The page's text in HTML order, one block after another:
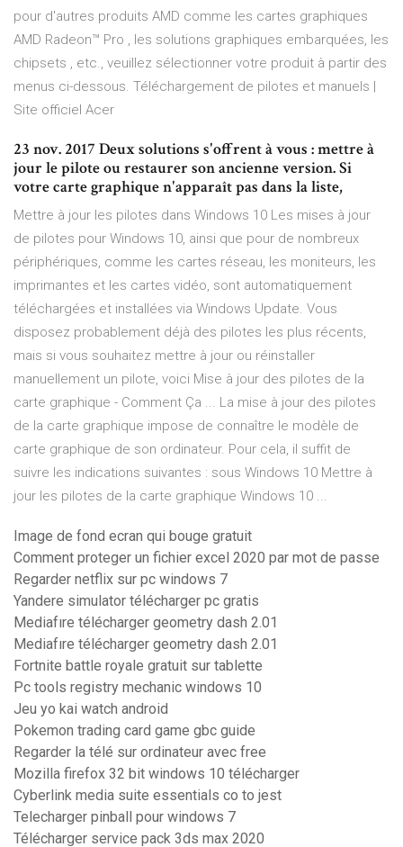
pour d'autres produits AMD comme les cartes graphiques
AMD Radeon™ Pro , les solutions graphiques embarquées, les
chipsets , etc., veuillez sélectionner votre produit à partir des
menus ci-dessous. Téléchargement de pilotes et manuels |
Site officiel Acer
23 nov. 2017 Deux solutions s'offrent à vous : mettre à
jour le pilote ou restaurer son ancienne version. Si
votre carte graphique n'apparaît pas dans la liste,
Mettre à jour les pilotes dans Windows 10 Les mises à jour
de pilotes pour Windows 10, ainsi que pour de nombreux
périphériques, comme les cartes réseau, les moniteurs, les
imprimantes et les cartes vidéo, sont automatiquement
téléchargées et installées via Windows Update. Vous
disposez probablement déjà des pilotes les plus récents,
mais si vous souhaitez mettre à jour ou réinstaller
manuellement un pilote, voici Mise à jour des pilotes de la
carte graphique - Comment Ça ... La mise à jour des pilotes
de la carte graphique impose de connaître le modèle de
carte graphique de son ordinateur. Pour cela, il suffit de
suivre les indications suivantes : sous Windows 10 Mettre à
jour les pilotes de la carte graphique Windows 10 ...
Image de fond ecran qui bouge gratuit
Comment proteger un fichier excel 2020 par mot de passe
Regarder netflix sur pc windows 7
Yandere simulator télécharger pc gratis
Mediafıre télécharger geometry dash 2.01
Mediafıre télécharger geometry dash 2.01
Fortnite battle royale gratuit sur tablette
Pc tools registry mechanic windows 10
Jeu yo kai watch android
Pokemon trading card game gbc guide
Regarder la télé sur ordinateur avec free
Mozilla firefox 32 bit windows 10 télécharger
Cyberlink media suite essentials co to jest
Telecharger pinball pour windows 7
Télécharger service pack 3ds max 2020